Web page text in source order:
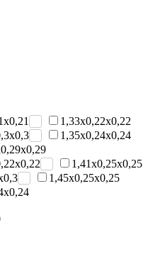
1,33x0,22x0,22
1,35x0,24x0,24
1,41x0,25x0,25
1,45x0,25x0,25